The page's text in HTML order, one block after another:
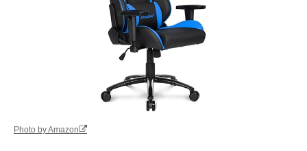
Photo by Amazon